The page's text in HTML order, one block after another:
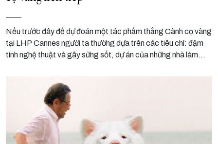
Nếu trước đây để dự đoán một tác phẩm thắng Cành cọ vàng
tại LHP Cannes người ta thường dựa trên các tiêu chí: đậm
tính nghệ thuật và gây sửng sốt, dự án của những nhà làm
thì giờ đây một “tiêu chí nhận diện” khác cũng được bổ sung:
được NEON mua quyền phân phối.